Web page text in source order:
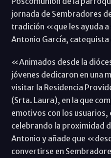
jornada de Sembradores
tradición «que les ayuda
Antonio García,
«Animados desde la
jóvenes dedicaron en una
visitar la Residencia
(Srta. Laura), en la que
emotivos con los
celebrando la proximidad
Antonio y añade que
convertirse en